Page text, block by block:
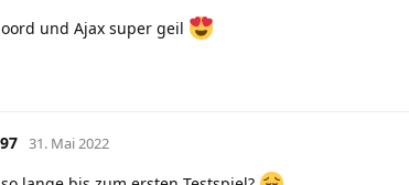
und Ajax super geil
31. Mai 2022